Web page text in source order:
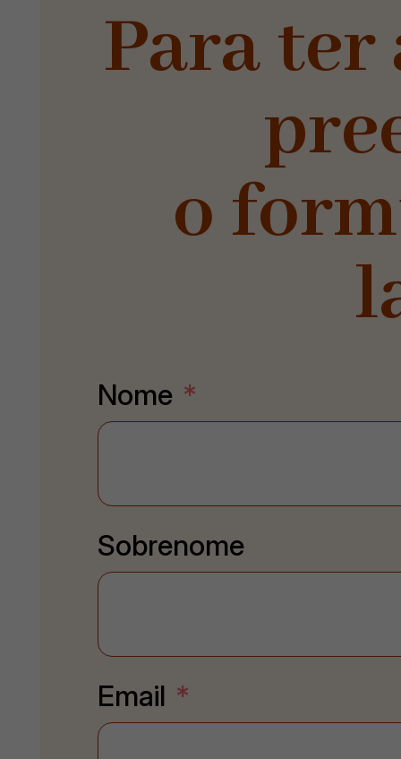
Para ter
o
Nome
Sobrenome
Email